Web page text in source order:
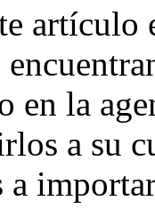
artículo
en la
a su